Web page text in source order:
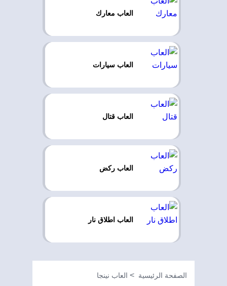
العاب معارك
العاب سيارات
العاب قتال
العاب ركض
العاب اطلاق نار
الصفحة الرئيسية العاب نينجا